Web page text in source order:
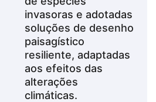
invasoras e adotadas
soluções de desenho
paisagístico
resiliente, adaptadas
aos efeitos das
alterações
climáticas.